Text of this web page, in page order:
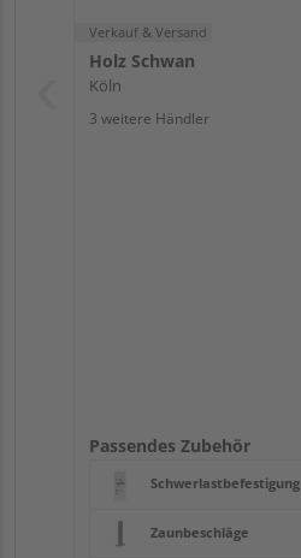
Verkauf & Versand
Holz Schwan
Köln
3 weitere Händler
Passendes Zubehör
Schwerlastbefestigung
Zaunbeschläge